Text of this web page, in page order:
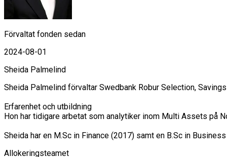
Förvaltat fonden sedan
2024-08-01
Sheida Palmelind
Sheida Palmelind förvaltar Swedbank Robur Selection,
Erfarenhet och utbildning
Hon har tidigare arbetat som analytiker inom Multi Assets på
Sheida har en M.Sc in Finance (2017) samt en B.Sc in
Allokeringsteamet